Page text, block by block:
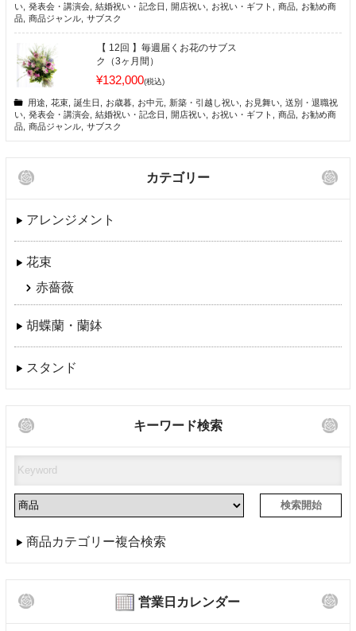
い, 発表会・講演会, 結婚祝い・記念日 開店祝い, お祝い・ギフト 商品,
お勧め商
品, 商品ジャンル, サブスク
【 12回 】毎週届くお花のサブス
ク（3ヶ月間）
¥132,000(税込)
用途 花束, 誕生日 お歳暮, お中元, 新築・引越し祝い, お見舞い, 送別・退職祝
い, 発表会・講演会, 結婚祝い・記念日 開店祝い, お祝い・ギフト 商品,
お勧め商
品, 商品ジャンル, サブスク
カテゴリー
アレンジメント
花束
赤薔薇
胡蝶蘭・蘭鉢
スタンド
キーワード検索
商品カテゴリー複合検索
営業日カレンダー